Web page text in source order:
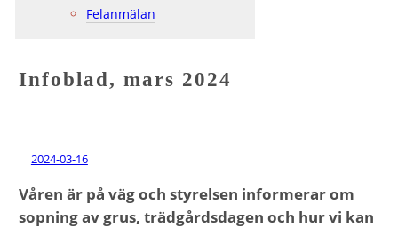
Felanmälan
Infoblad, mars 2024
2024-03-16
Våren är på väg och styrelsen informerar om
sopning av grus, trädgårdsdagen och hur vi kan